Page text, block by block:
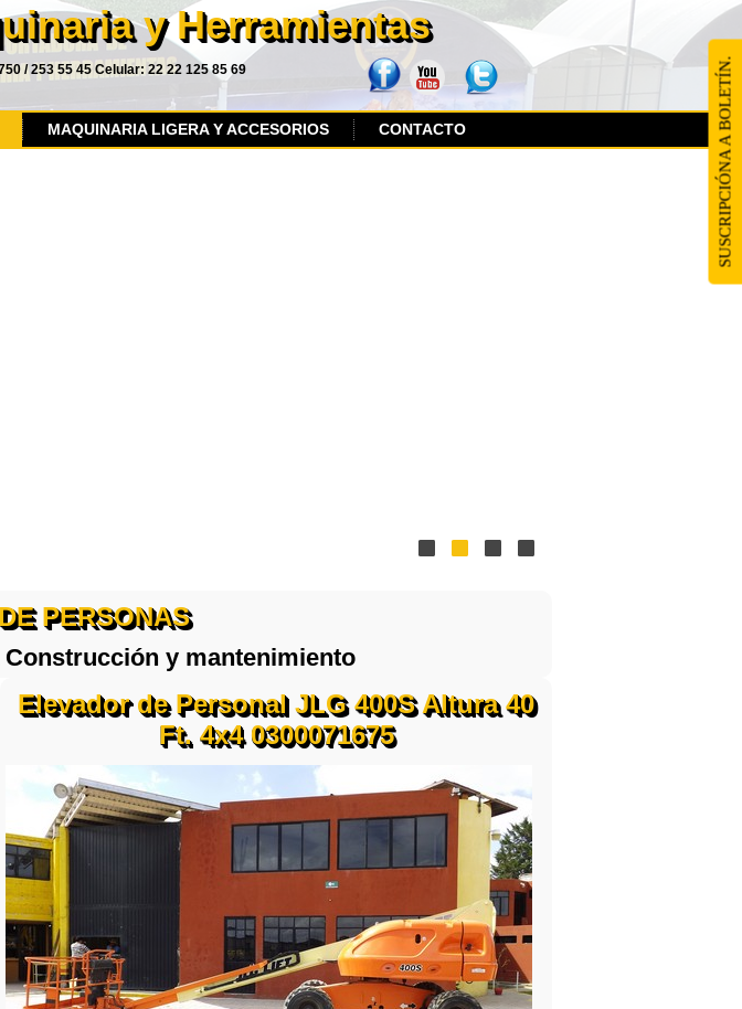
y Herramientas
/ 253 55 45 Celular: 22 22 125 85 69
MAQUINARIA LIGERA Y ACCESORIOS CONTACTO
PERSONAS
y mantenimiento
Elevador de Personal JLG 400S Altura 40
Ft. 4x4 0300071675
SUSCRIPCIÓNA A BOLETÍN.